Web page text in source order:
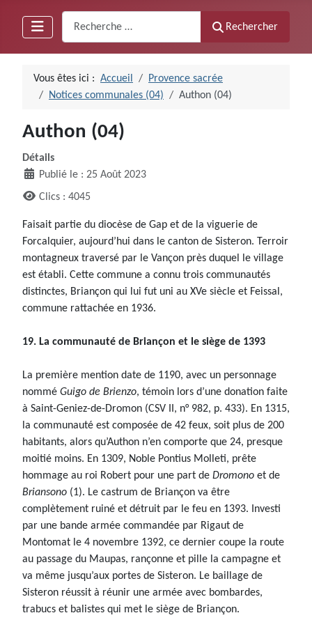
Rechercher
Vous êtes ici : Accueil
Provence sacrée
Notices communales (04)
Authon (04)
Authon (04)
Détails
Publié le : 25 Août 2023
Clics : 4045
Faisait partie du diocèse de Gap et de la viguerie de
Forcalquier, aujourd’hui dans le canton de Sisteron. Terroir
montagneux traversé par le Vançon près duquel le village
est établi. Cette commune a connu trois communautés
distinctes, Briançon qui lui fut uni au XVe siècle et Feissal,
commune rattachée en 1936.
19. La communauté de Briançon et le siège de 1393
La première mention date de 1190, avec un personnage
nommé Guigo de Brienzo, témoin lors d’une donation faite
à Saint-Geniez-de-Dromon (CSV II, n° 982, p. 433). En 1315,
la communauté est composée de 42 feux, soit plus de 200
habitants, alors qu’Authon n’en comporte que 24, presque
moitié moins. En 1309, Noble Pontius Molleti, prête
hommage au roi Robert pour une part de Dromono et de
Briansono (1). Le castrum de Briançon va être
complètement ruiné et détruit par le feu en 1393. Investi
par une bande armée commandée par Rigaut de
Montomat le 4 novembre 1392, ce dernier coupe la route
au passage du Maupas, rançonne et pille la campagne et
va même jusqu’aux portes de Sisteron. Le baillage de
Sisteron réussit à réunir une armée avec bombardes,
trabucs et balistes qui met le siège de Briançon.